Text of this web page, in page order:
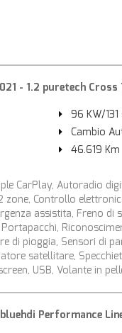
- 1.2 puretech
96 KW/131
Cambio
46.619 Km
CarPlay, Autoradio
Controllo
assistita, Freno
di pioggia, Sensori di
satellitare,
USB, Volante in
bluehdi Performance